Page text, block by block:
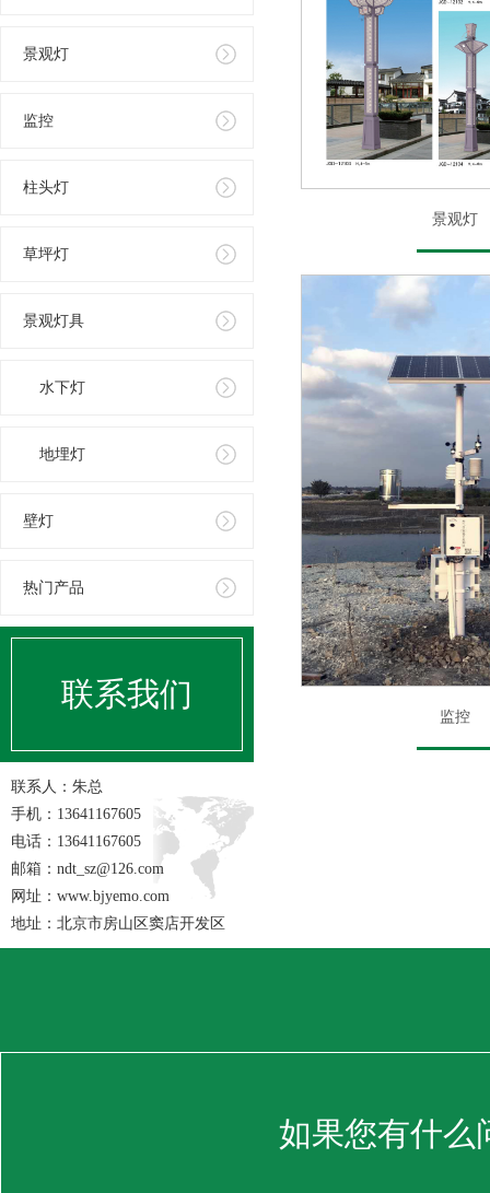
景观灯
监控
柱头灯
草坪灯
景观灯具
水下灯
地埋灯
壁灯
热门产品
联系我们
联系人：朱总
手机：13641167605
电话：13641167605
邮箱：ndt_sz@126.com
网址：www.bjyemo.com
地址：北京市房山区窦店开发区
景观灯
监控
如果您有什么